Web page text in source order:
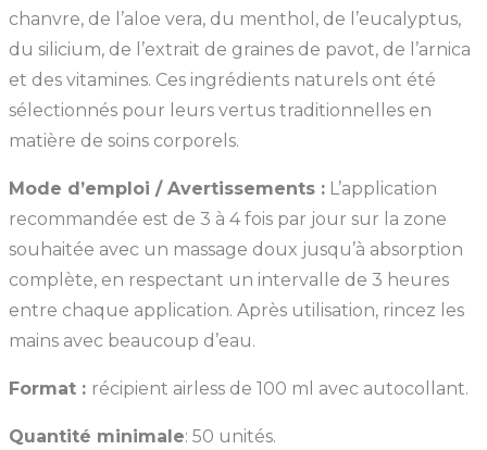
chanvre, de l’aloe vera, du menthol, de l’eucalyptus,
du silicium, de l’extrait de graines de pavot, de l’arnica
et des vitamines. Ces ingrédients naturels ont été
sélectionnés pour leurs vertus traditionnelles en
matière de soins corporels.
Mode d’emploi / Avertissements : L’application
recommandée est de 3 à 4 fois par jour sur la zone
souhaitée avec un massage doux jusqu’à absorption
complète, en respectant un intervalle de 3 heures
entre chaque application. Après utilisation, rincez les
mains avec beaucoup d’eau.
Format : récipient airless de 100 ml avec autocollant.
Quantité minimale: 50 unités.